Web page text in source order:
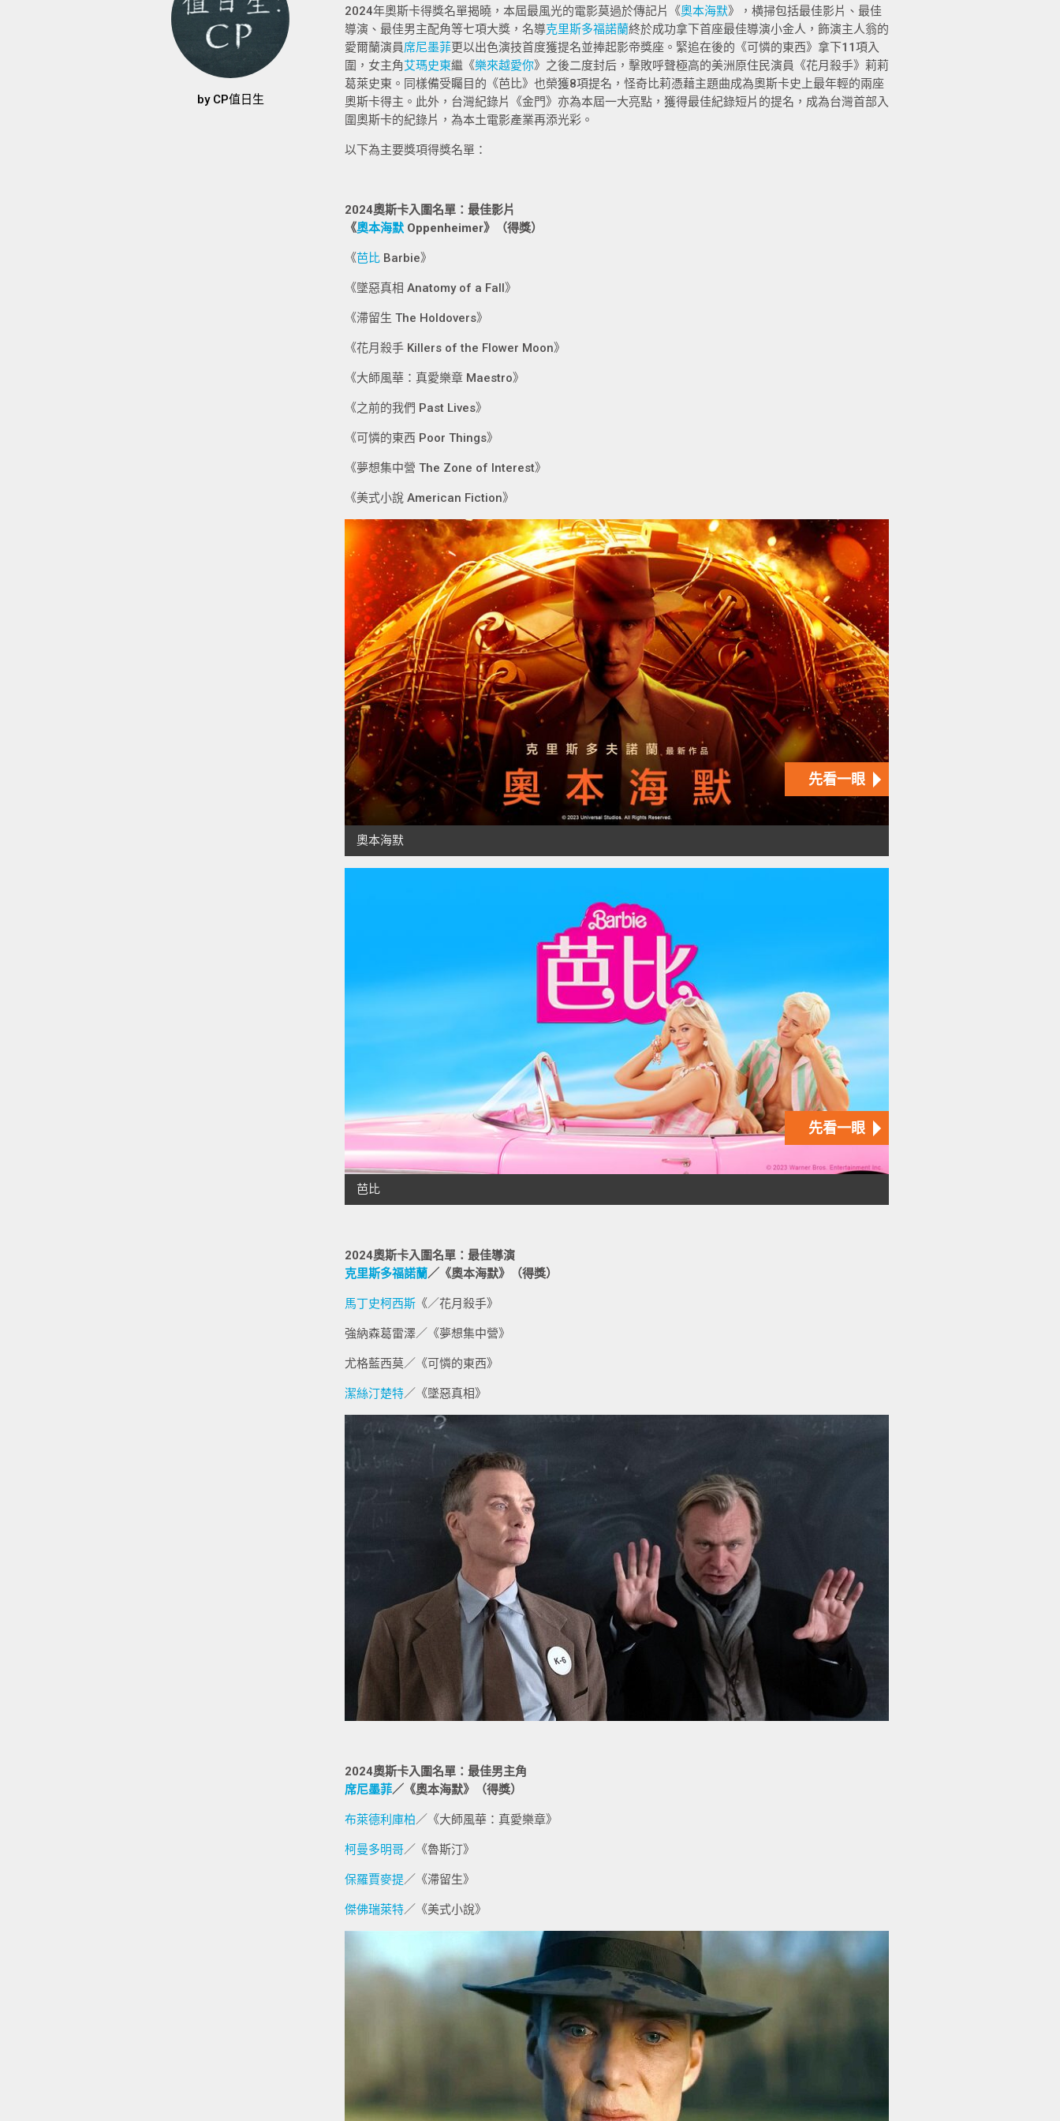
by CP值日生
2024年奧斯卡得獎名單揭曉，本屆最風光的電影莫過於傳記片《奧本海默》，横掃包括最佳影片、最佳
導演、最佳男主配角等七項大獎，名導克里斯多福諾蘭終於成功拿下首座最佳導演小金人，飾演主人翁的
愛爾蘭演員席尼墨菲更以出色演技首度獲提名並捧起影帝獎座。緊追在後的《可憐的東西》拿下11項入
圍，女主角艾瑪史東繼《樂來越愛你》之後二度封后，擊敗呼聲極高的美洲原住民演員《花月殺手》莉莉
葛萊史東。同樣備受矚目的《芭比》也榮獲8項提名，怪奇比莉憑藉主題曲成為奧斯卡史上最年輕的兩座
奧斯卡得主。此外，台灣紀錄片《金門》亦為本屆一大亮點，獲得最佳紀錄短片的提名，成為台灣首部入
圍奧斯卡的紀錄片，為本土電影產業再添光彩。
以下為主要獎項得獎名單：
2024奧斯卡入圍名單：最佳影片
《奧本海默 Oppenheimer》（得獎）
《芭比 Barbie》
《墜惡真相 Anatomy of a Fall》
《滯留生 The Holdovers》
《花月殺手 Killers of the Flower Moon》
《大師風華：真愛樂章 Maestro》
《之前的我們 Past Lives》
《可憐的東西 Poor Things》
《夢想集中營 The Zone of Interest》
《美式小說 American Fiction》
2024奧斯卡入圍名單：最佳導演
克里斯多福諾蘭／《奧本海默》（得獎）
馬丁史柯西斯 《／花月殺手》
強納森葛雷澤／《夢想集中營》
尤格藍西莫／《可憐的東西》
潔絲汀楚特／《墜惡真相》
2024奧斯卡入圍名單：最佳男主角
席尼墨菲／《奧本海默》（得獎）
布萊德利庫柏／《大師風華：真愛樂章》
柯曼多明哥／《魯斯汀》
保羅賈麥提／《滯留生》
傑佛瑞萊特／《美式小說》